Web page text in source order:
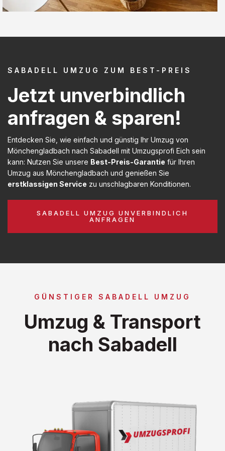
SABADELL UMZUG ZUM BEST-PREIS
Jetzt unverbindlich
anfragen & sparen!
Entdecken Sie, wie einfach und günstig Ihr Umzug von
Mönchengladbach nach Sabadell mit Umzugsprofi Eich sein
kann: Nutzen Sie unsere Best-Preis-Garantie für Ihren
Umzug aus Mönchengladbach und genießen Sie
erstklassigen Service zu unschlagbaren Konditionen.
SABADELL UMZUG UNVERBINDLICH
ANFRAGEN
GÜNSTIGER SABADELL UMZUG
Umzug & Transport
nach Sabadell